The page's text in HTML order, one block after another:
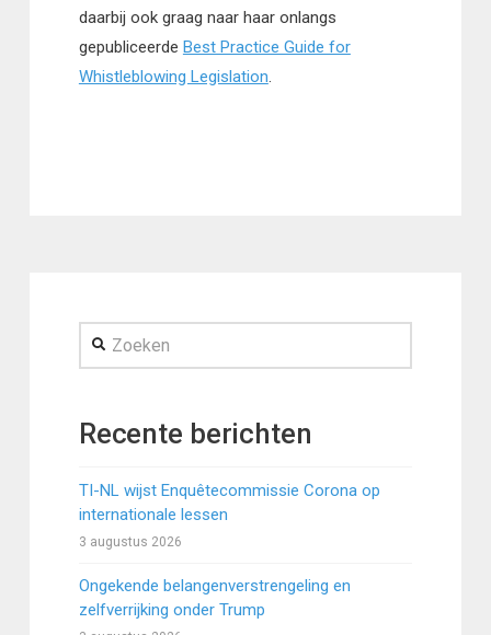
daarbij ook graag naar haar onlangs
gepubliceerde Best Practice Guide for
Whistleblowing Legislation.
Zoeken
Recente berichten
TI-NL wijst Enquêtecommissie Corona op
internationale lessen
3 augustus 2026
Ongekende belangenverstrengeling en
zelfverrijking onder Trump